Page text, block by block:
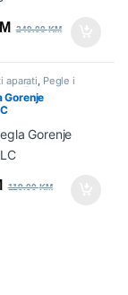
249.00KM
aparati, Pegle i
,Sniženo
Gorenje
119.00KM